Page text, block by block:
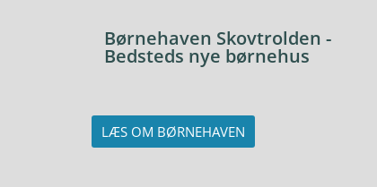
Børnehaven Skovtrolden -
Bedsteds nye børnehus
LÆS OM BØRNEHAVEN